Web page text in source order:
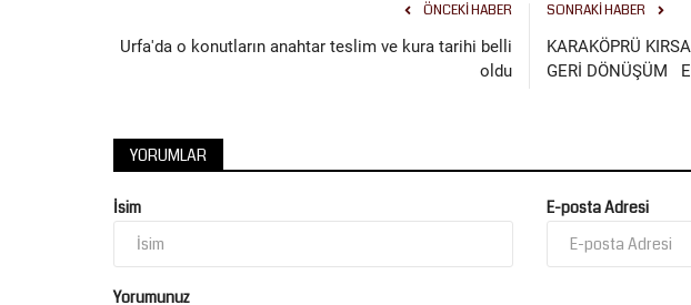
ÖNCEKI HABER
Urfa'da o konutların anahtar teslim ve kura tarihi belli
oldu
SONRAKI HABER
KARAKÖPRÜ
GERİ DÖNÜŞÜM
YORUMLAR
İsim E-posta Adresi
Yorumunuz